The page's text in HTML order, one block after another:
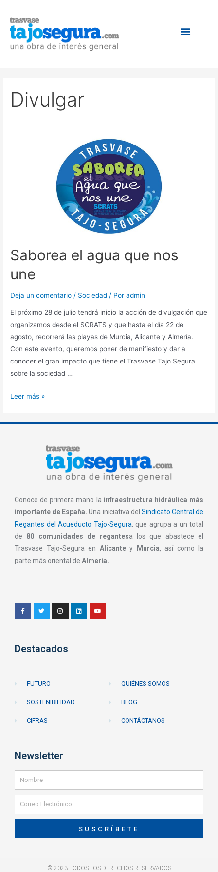
Divulgar
Saborea el agua que nos
une
Deja un comentario / Sociedad / Poradmin
El próximo 28 de julio tendrá inicio la acción de divulgación que
organizamos desde el SCRATS y que hasta el día 22 de
agosto, recorrerá las playas de Murcia, Alicante y Almería.
Con este evento, queremos poner de manifiesto y dar a
conocer el gran impacto que tiene el Trasvase Tajo Segura
sobre la sociedad …
Leer más »
Conoce de primera mano la infraestructura hidráulica más
importante de España.Una iniciativa del Sindicato Central de
Regantes del Acueducto Tajo-Segura, que agrupa a un total
de 80 comunidades de regantesa los que abastece el
Trasvase Tajo-Segura en Alicante y Murcia, así como la
parte más oriental de Almería.
Destacados
FUTURO
SOSTENIBILIDAD
CIFRAS
QUIÉNES SOMOS
BLOG
CONTÁCTANOS
Newsletter
SUSCRÍBETE
© 2023 TODOS LOS DERECHOS RESERVADOS